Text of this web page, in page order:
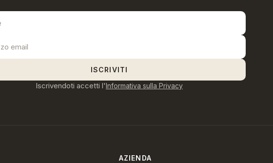
ISCRIVITI
Iscrivendoti accetti l'Informativa sulla Privacy
AZIENDA